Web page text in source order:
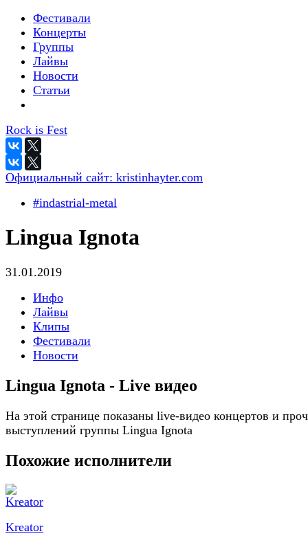
Фестивали
Концерты
Группы
Лайвы
Новости
Статьи
Rock is Fest
Официальный сайт: kristinhayter.com
#indastrial-metal
Lingua Ignota
31.01.2019
Инфо
Лайвы
Клипы
Фестивали
Новости
Lingua Ignota - Live видео
На этой странице показаны live-видео концертов и
выступлений группы Lingua Ignota
Похожие исполнители
Kreator